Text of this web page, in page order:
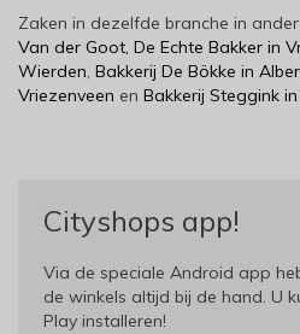
Zaken in dezelfde branche in
Van der Goot, De Echte Bakker in
Wierden, Bakkerij De Bökke in
Vriezenveen en Bakkerij Steggink
Cityshops app!
Via de speciale Android app
de winkels altijd bij de hand. U
Play installeren!